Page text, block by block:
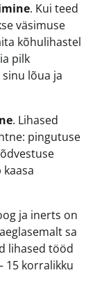
. Kui teed
väsimuse
kõhulihastel
pilk
lõua ja
. Lihased
pingutuse
ja inerts on
sa
lihased tööd
15 korralikku